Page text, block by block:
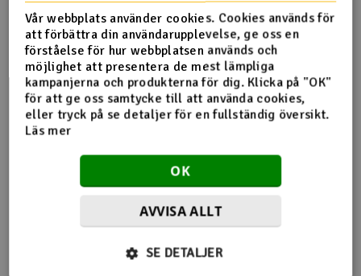
Raketer
Scooter & elfordon
Smarthem, lek och hobby
Solenergi
Verktyg, utrustning och tillbehör
Produktinformation
DB145 gängstänger 70 cm 4-40 (0,093 tum dia)
Flera tittade också
på
Vår webbplats använder cookies. Cookies används för
att förbättra din användarupplevelse, ge oss en
förståelse för hur webbplatsen används och
möjlighet att presentera de mest lämpliga
kampanjerna och produkterna för dig. Klicka på "OK"
för att ge oss samtycke till att använda cookies,
eller tryck på se detaljer för en fullständig översikt.
Läs mer
OK
AVVISA ALLT
SE DETALJER